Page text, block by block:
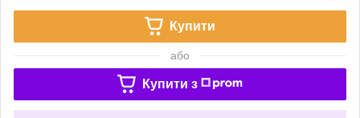
Купити
або
Купити з